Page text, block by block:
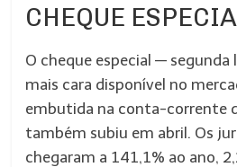
CHEQUE
O cheque especial — segunda
mais cara disponível no
embutida na conta-corrente
também subiu em abril. Os
chegaram a 141,1% ao ano,